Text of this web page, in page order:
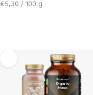
Цена
€5,30 / 100 g